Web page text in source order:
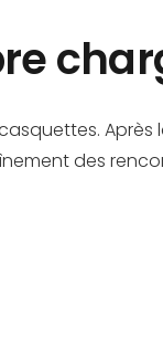
des